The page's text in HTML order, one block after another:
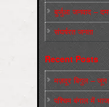
बुर्जुआ जनवाद –
संघर्षरत जनता
Recent Posts
मज़दूर बिगुल – जून
पश्चिम बंगाल में